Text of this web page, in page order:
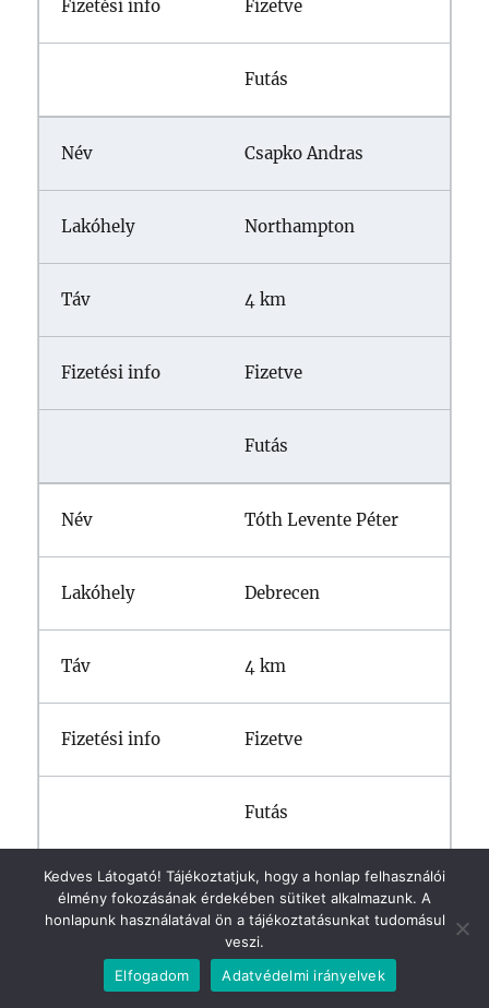
Fizetve
Futás
Csapko Andras
Northampton
4 km
Fizetve
Futás
Tóth Levente Péter
Debrecen
4 km
Fizetve
Futás
Tóth Tamás
Debrecen
Kedves Látogató! Tájékoztatjuk, hogy a honlap felhasználói
élmény fokozásának érdekében sütiket alkalmazunk. A
honlapunk használatával ön a tájékoztatásunkat tudomásul
veszi.
Elfogadom
Adatvédelmi irányelvek